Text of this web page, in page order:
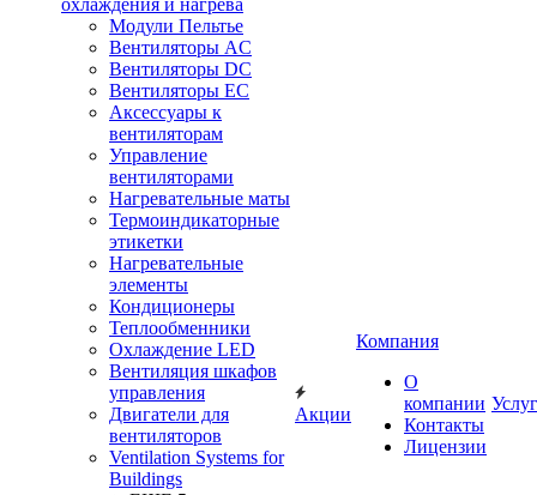
охлаждения и нагрева
Модули Пельтье
Вентиляторы AC
Вентиляторы DC
Вентиляторы EC
Аксессуары к
вентиляторам
Управление
вентиляторами
Нагревательные маты
Термоиндикаторные
этикетки
Нагревательные
элементы
Кондиционеры
Теплообменники
Охлаждение LED
Вентиляция шкафов
управления
Двигатели для
вентиляторов
Ventilation Systems for
Buildings
Акции
Компания
О
компании
Контакты
Лицензии